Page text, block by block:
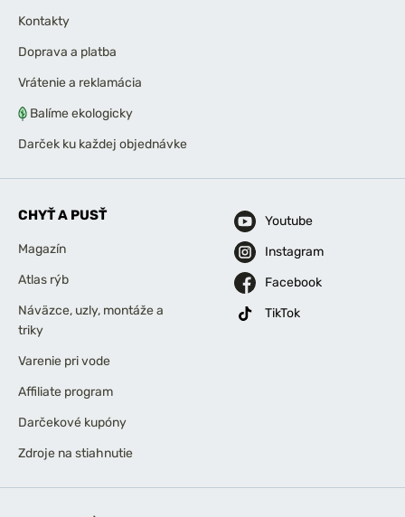
Kontakty
Doprava a platba
Vrátenie a reklamácia
Balíme ekologicky
Darček ku každej objednávke
CHYŤ A PUSŤ
Magazín
Atlas rýb
Náväzce, uzly, montáže a
triky
Varenie pri vode
Affiliate program
Darčekové kupóny
Zdroje na stiahnutie
Youtube
Instagram
Facebook
TikTok